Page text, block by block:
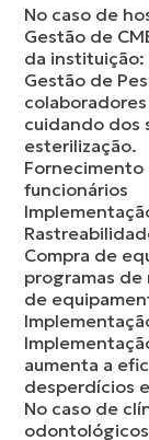
No caso de
Gestão de
da instituição:
Gestão de
cuidando dos
esterilização.
Fornecimento
funcionários
Compra de
programas de
de
aumenta a
desperdícios
No caso de